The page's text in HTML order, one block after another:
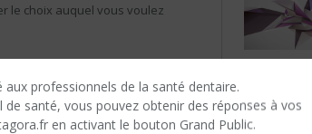
aux professionnels de la santé dentaire.
santé, vous pouvez obtenir des réponses à vos
en activant le bouton Grand Public.
le choix auquel vous voulez